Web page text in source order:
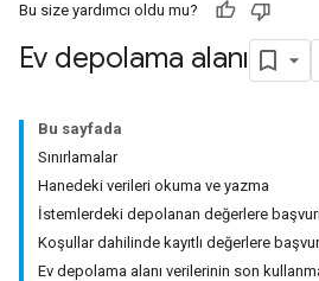
Bu size yardımcı oldu mu?
Ev depolama alanı
Bu sayfada
Sınırlamalar
Hanedeki verileri okuma ve yazma
İstemlerdeki depolanan değerlere
Koşullar dahilinde kayıtlı değerlere
Ev depolama alanı verilerinin son